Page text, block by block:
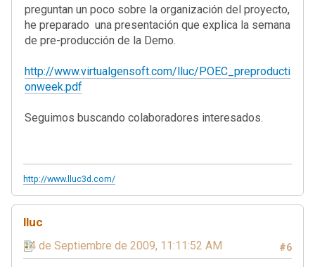
preguntan un poco sobre la organización del proyecto,
he preparado una presentación que explica la semana
de pre-producción de la Demo.
http://www.virtualgensoft.com/lluc/POEC_preproducti
onweek.pdf
Seguimos buscando colaboradores interesados.
http://www.lluc3d.com/
lluc
#6
14 de Septiembre de 2009, 11:11:52 AM